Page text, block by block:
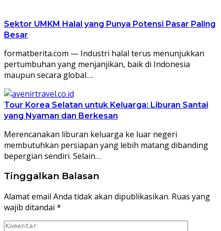
Sektor UMKM Halal yang Punya Potensi Pasar Paling
Besar
formatberita.com — Industri halal terus menunjukkan
pertumbuhan yang menjanjikan, baik di Indonesia
maupun secara global….
Tour Korea Selatan untuk Keluarga: Liburan Santai
yang Nyaman dan Berkesan
Merencanakan liburan keluarga ke luar negeri
membutuhkan persiapan yang lebih matang dibanding
bepergian sendiri. Selain…
Tinggalkan Balasan
Alamat email Anda tidak akan dipublikasikan. Ruas yang
wajib ditandai *